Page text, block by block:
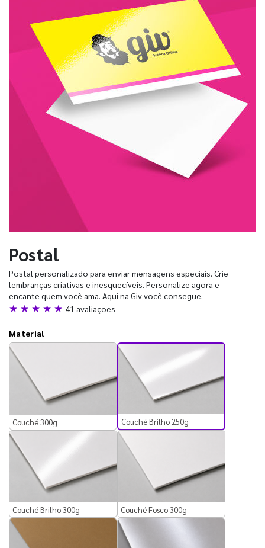
Postal
Postal personalizado para enviar mensagens especiais. Crie
lembranças criativas e inesquecíveis. Personalize agora e
encante quem você ama. Aqui na Giv você consegue.
★ ★ ★ ★ ★ 41 avaliações
Material
Couché 300g Couché Brilho 250g
Couché Brilho 300g Couché Fosco 300g